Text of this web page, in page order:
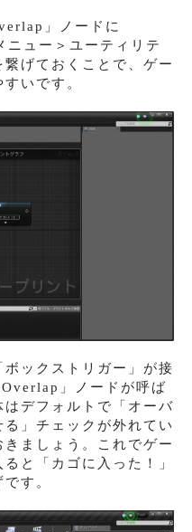
」ノードに
ニュー＞ユーティリテ
げておくことで、ゲー
いです。
ックストリガー」が接
」ノードが呼ば
デフォルトで「オーバ
」チェックが外れてい
ましょう。これでゲー
と「カゴに入った！」
す。